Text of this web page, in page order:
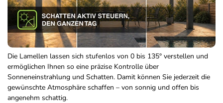
Die Lamellen lassen sich stufenlos von 0 bis 135° verstellen und
ermöglichen Ihnen so eine präzise Kontrolle über
Sonneneinstrahlung und Schatten. Damit können Sie jederzeit die
gewünschte Atmosphäre schaffen – von sonnig und offen bis
angenehm schattig.